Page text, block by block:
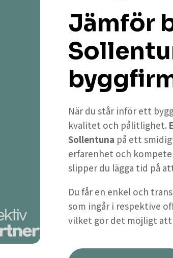
Jämför
När du står inför ett
kvalitet och pålitlighet.
Sollentuna på ett
erfarenhet och
slipper du lägga tid på
Du får en enkel och
som ingår i respektive
vilket gör det möjligt